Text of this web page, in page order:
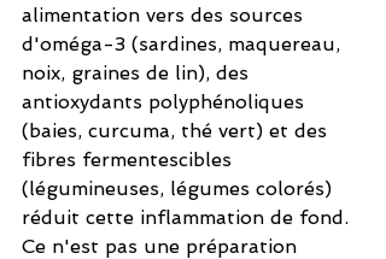
alimentation vers des sources
d'oméga-3 (sardines, maquereau,
noix, graines de lin), des
antioxydants polyphénoliques
(baies, curcuma, thé vert) et des
fibres fermentescibles
(légumineuses, légumes colorés)
réduit cette inflammation de fond.
Ce n'est pas une préparation